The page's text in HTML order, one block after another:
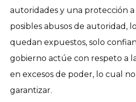
autoridades y una protección
posibles abusos de autoridad,
quedan expuestos, solo
gobierno actúe con respeto a
en excesos de poder, lo cual
garantizar.